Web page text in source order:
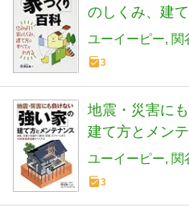
のしくみ、建
ユーイーピー 関
3
地震・災害に
建て方とメン
知識から耐震
で、100年住め
ユーイーピー 関
3